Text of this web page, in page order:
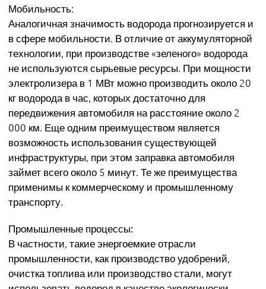
Мобильность:
Аналогичная значимость водорода прогнозируется и
в сфере мобильности. В отличие от аккумуляторной
технологии, при производстве «зеленого» водорода
не используются сырьевые ресурсы. При мощности
электролизера в 1 МВт можно производить около 20
кг водорода в час, которых достаточно для
передвижения автомобиля на расстояние около 2
000 км. Еще одним преимуществом является
возможность использования существующей
инфраструктуры, при этом заправка автомобиля
займет всего около 5 минут. Те же преимущества
применимы к коммерческому и промышленному
транспорту.
Промышленные процессы:
В частности, такие энергоемкие отрасли
промышленности, как производство удобрений,
очистка топлива или производство стали, могут